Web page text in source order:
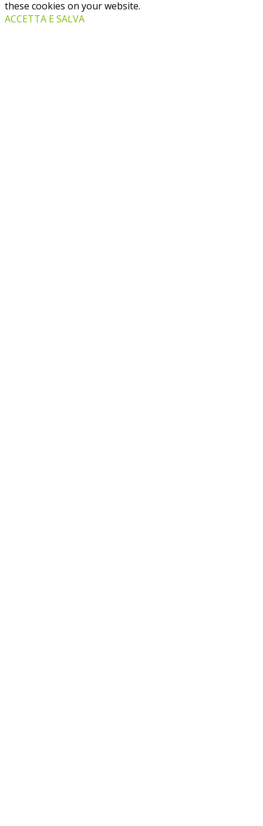
these cookies on your website.
ACCETTA E SALVA